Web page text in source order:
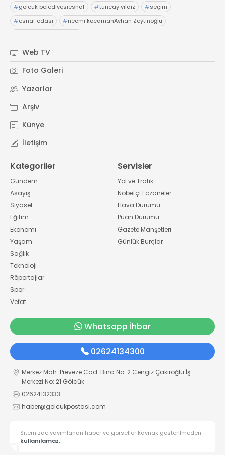
#gölcük belediyesiesnaf #tuncay yıldız #seçim
#esnaf odası #necmi kocamanAyhan Zeytinoğlu
Web TV
Foto Galeri
Yazarlar
Arşiv
Künye
İletişim
Kategoriler
Gündem
Asayiş
Siyaset
Eğitim
Ekonomi
Yaşam
Sağlık
Teknoloji
Röportajlar
Spor
Vefat
Servisler
Yol ve Trafik
Nöbetçi Eczaneler
Hava Durumu
Puan Durumu
Gazete Manşetleri
Günlük Burçlar
Whatsapp İhbar
02624134300
Merkez Mah. Preveze Cad. Bina No: 2 Cengiz Çakıroğlu İş
Merkezi No: 21 Gölcük
02624132333
haber@golcukpostasi.com
Sitemizde yayımlanan haber ve görseller kaynak gösterilmeden
kullanılamaz.